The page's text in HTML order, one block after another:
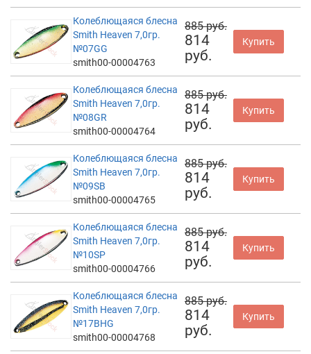
Колеблющаяся блесна
Smith Heaven 7,0гр.
№07GG
smith00-00004763
885 руб.
814
руб.
Купить
Колеблющаяся блесна
Smith Heaven 7,0гр.
№08GR
smith00-00004764
885 руб.
814
руб.
Купить
Колеблющаяся блесна
Smith Heaven 7,0гр.
№09SB
smith00-00004765
885 руб.
814
руб.
Купить
Колеблющаяся блесна
Smith Heaven 7,0гр.
№10SP
smith00-00004766
885 руб.
814
руб.
Купить
Колеблющаяся блесна
Smith Heaven 7,0гр.
№17BHG
smith00-00004768
885 руб.
814
руб.
Купить